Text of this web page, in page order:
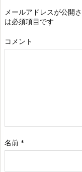
メールアドレスが公開
は必須項目です
コメント
名前 *